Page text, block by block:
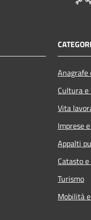
Cultura
Vita
Imprese
Appalti
Catasto
Turismo
Mobilità